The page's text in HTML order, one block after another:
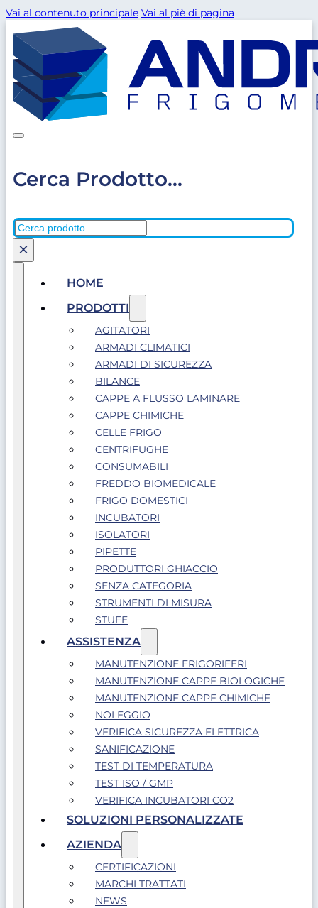
Vai al contenuto principale Vai al piè di pagina
Cerca Prodotto...
Cerca
×
HOME
PRODOTTI
AGITATORI
ARMADI CLIMATICI
ARMADI DI SICUREZZA
BILANCE
CAPPE A FLUSSO LAMINARE
CAPPE CHIMICHE
CELLE FRIGO
CENTRIFUGHE
CONSUMABILI
FREDDO BIOMEDICALE
FRIGO DOMESTICI
INCUBATORI
ISOLATORI
PIPETTE
PRODUTTORI GHIACCIO
SENZA CATEGORIA
STRUMENTI DI MISURA
STUFE
ASSISTENZA
MANUTENZIONE FRIGORIFERI
MANUTENZIONE CAPPE BIOLOGICHE
MANUTENZIONE CAPPE CHIMICHE
NOLEGGIO
VERIFICA SICUREZZA ELETTRICA
SANIFICAZIONE
TEST DI TEMPERATURA
TEST ISO / GMP
VERIFICA INCUBATORI CO2
SOLUZIONI PERSONALIZZATE
AZIENDA
CERTIFICAZIONI
MARCHI TRATTATI
NEWS